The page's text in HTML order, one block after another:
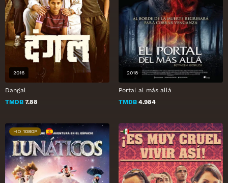
Dangal
TMDB 7.88
2016
Portal al más allá
TMDB 4.984
2018
HD 1080P